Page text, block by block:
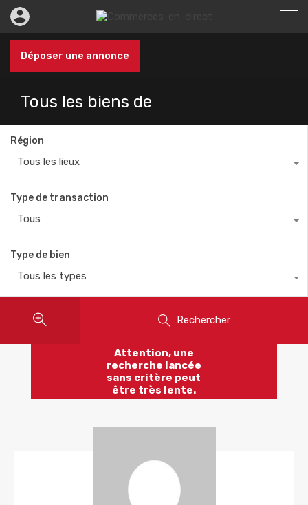
Déposer une annonce
Tous les biens de
Région
Tous les lieux
Type de transaction
Tous
Type de bien
Tous les types
Rechercher
Attention, une
recherche lancée
sans critère peut
être très lente.